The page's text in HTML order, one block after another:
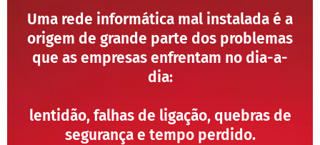
Uma rede informática mal instalada é a
origem de grande parte dos problemas
que as empresas enfrentam no dia-a-
dia:
lentidão, falhas de ligação, quebras de
segurança e tempo perdido.